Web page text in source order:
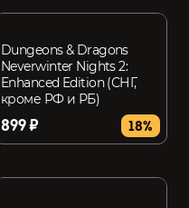
Dungeons & Dragons
Neverwinter Nights 2:
Enhanced Edition (СНГ,
кроме РФ и РБ)
899 ₽ 18%